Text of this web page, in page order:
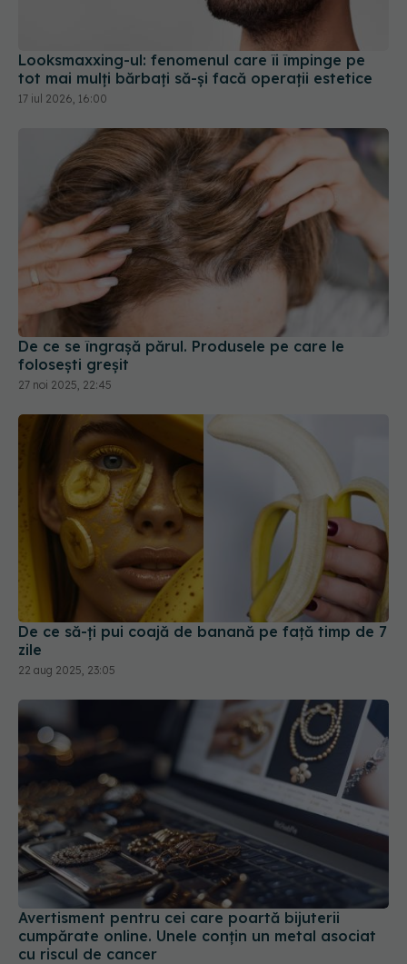
Looksmaxxing-ul: fenomenul care îi împinge pe
tot mai mulți bărbați să-și facă operații estetice
17 iul 2026, 16:00
De ce se îngrașă părul. Produsele pe care le
folosești greșit
27 noi 2025, 22:45
De ce să-ți pui coajă de banană pe față timp de 7
zile
22 aug 2025, 23:05
Avertisment pentru cei care poartă bijuterii
cumpărate online. Unele conțin un metal asociat
cu riscul de cancer